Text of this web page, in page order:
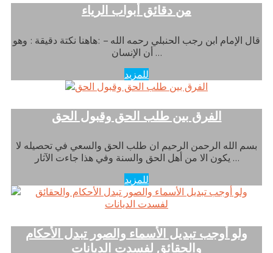
من دقائق أبواب الرياء
قال الإمام ابن رجب الحنبلي رحمه الله – :هاهنا نكتة دقيقة : وهو
أن الإنسان …
للمزيد
الفرق بين طلب الحق وقبول الحق
بسم الله الرحمن الرحيم ان طلب الحق والسعي في تحصيله لا
يكون الا من أهل الحق والسنة وفي هذا جاءت الآثار …
للمزيد
ولو أوجب تبديل الأسماء والصور تبدل الأحكام
والحقائق لفسدت الديانات